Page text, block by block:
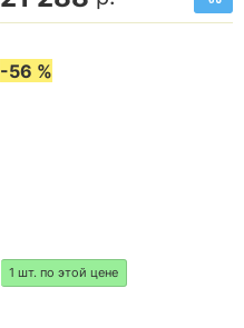
-56 %
1 шт. по этой цене